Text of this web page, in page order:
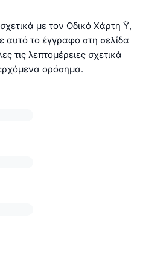
με τον Οδικό Χάρτη Ÿ,
το έγγραφο στη σελίδα
τις λεπτομέρειες σχετικά
ορόσημα.